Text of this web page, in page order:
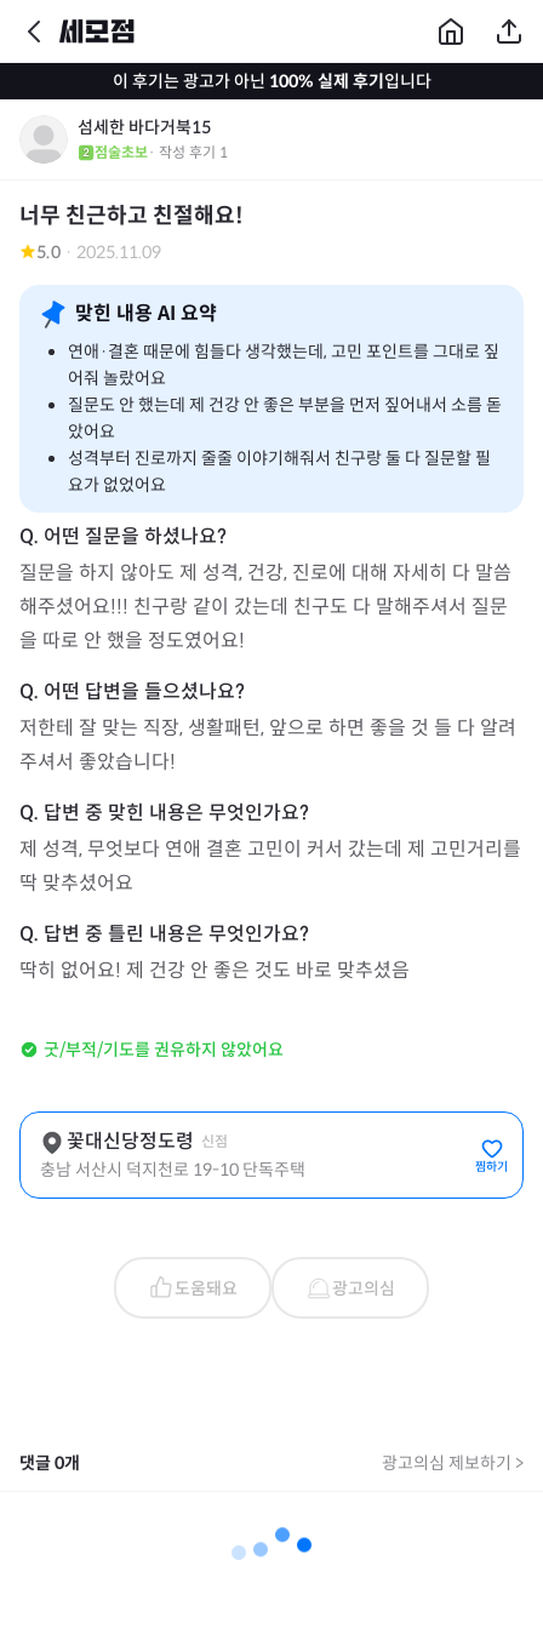
이 후기는 광고가 아닌 100% 실제 후기입니다
섬세한 바다거북15
점술초보· 작성 후기 1
너무 친근하고 친절해요!
5.0 · 2025.11.09
맞힌 내용 AI 요약
연애·결혼 때문에 힘들다 생각했는데, 고민 포인트를 그대로 짚
어줘 놀랐어요
질문도 안 했는데 제 건강 안 좋은 부분을 먼저 짚어내서 소름 돋
았어요
성격부터 진로까지 줄줄 이야기해줘서 친구랑 둘 다 질문할 필
요가 없었어요
질문을 하지 않아도 제 성격, 건강, 진로에 대해 자세히 다 말씀
해주셨어요!!! 친구랑 같이 갔는데 친구도 다 말해주셔서 질문
을 따로 안 했을 정도였어요!
저한테 잘 맞는 직장, 생활패턴, 앞으로 하면 좋을 것 들 다 알려
주셔서 좋았습니다!
제 성격, 무엇보다 연애 결혼 고민이 커서 갔는데 제 고민거리를
딱 맞추셨어요
딱히 없어요! 제 건강 안 좋은 것도 바로 맞추셨음
굿/부적/기도를 권유하지 않았어요
꽃대신당정도령 신점
충남 서산시 덕지천로 19-10 단독주택 찜하기
도움돼요 광고의심
댓글0개 광고의심 제보하기 >